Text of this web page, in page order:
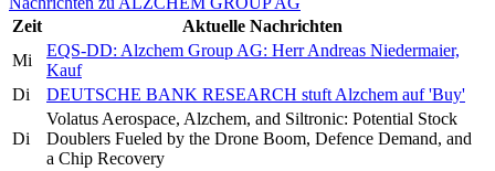
Zeit
Aktuelle Nachrichten
Mi
EQS-DD: Alzchem Group AG: Herr Andreas Niedermaier,
Kauf
Di
DEUTSCHE BANK RESEARCH stuft Alzchem auf 'Buy'
Di
Volatus Aerospace, Alzchem, and Siltronic: Potential Stock
Doublers Fueled by the Drone Boom, Defence Demand, and
a Chip Recovery